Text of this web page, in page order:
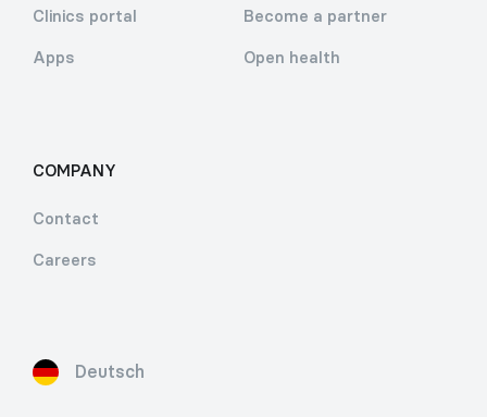
Clinics portal
Apps
Become a partner
Open health
COMPANY
Contact
Careers
Deutsch